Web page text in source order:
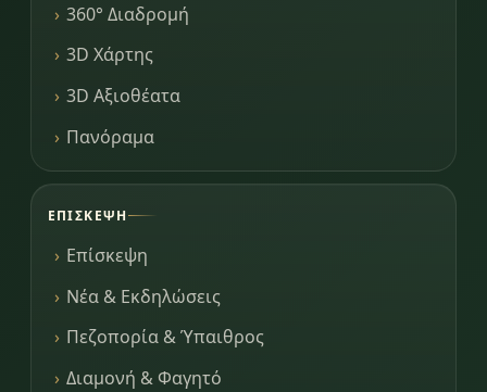
360° Διαδρομή
3D Χάρτης
3D Αξιοθέατα
Πανόραμα
ΕΠΊΣΚΕΨΗ
Επίσκεψη
Νέα & Εκδηλώσεις
Πεζοπορία & Ύπαιθρος
Διαμονή & Φαγητό